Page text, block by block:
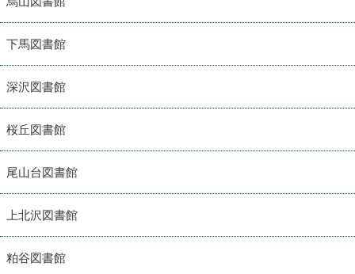
下馬図書館
深沢図書館
桜丘図書館
尾山台図書館
上北沢図書館
粕谷図書館